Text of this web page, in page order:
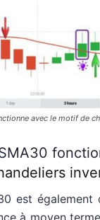
avec le motif de
est